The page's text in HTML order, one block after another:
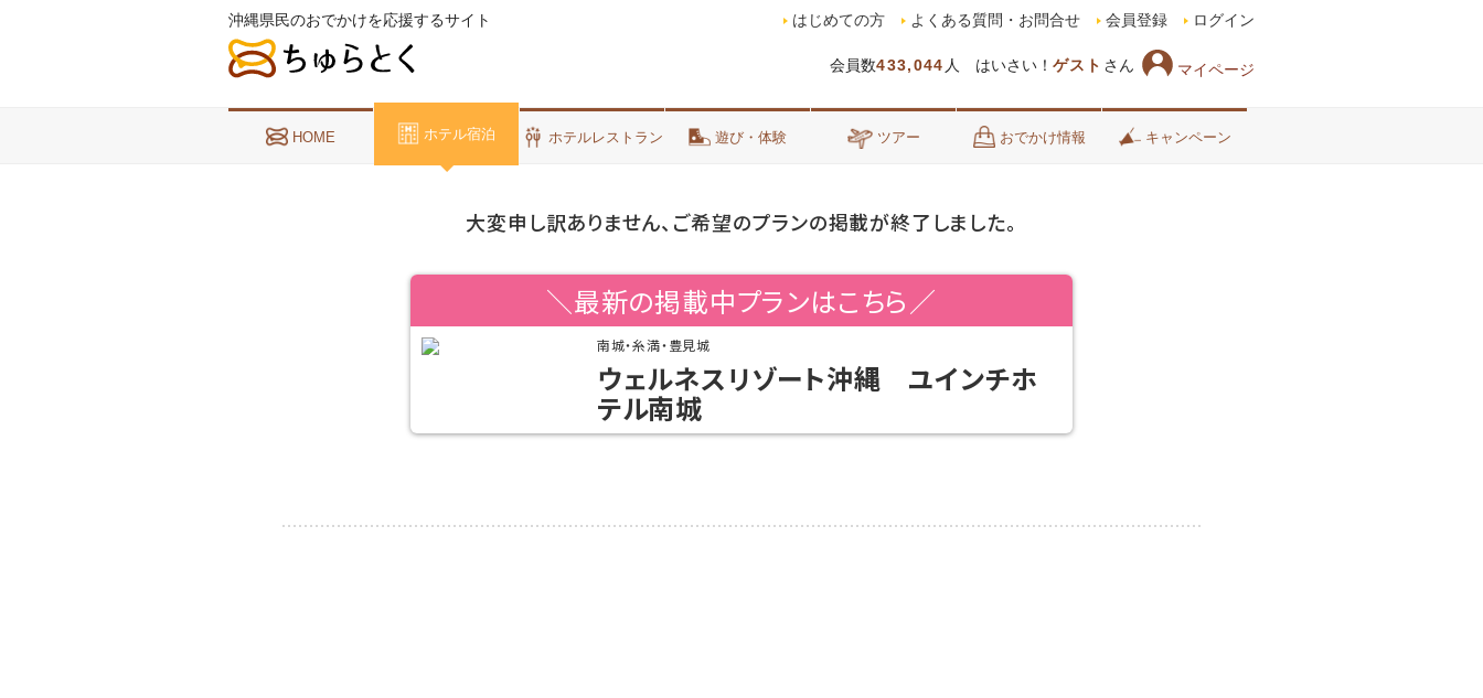
沖縄県民のおでかけを応援するサイト
会員数433,044 人 はいさい！ ゲスト さん マイページ
はじめての方 よくある質問・お問合せ 会員登録 ログイン
HOME ホテル宿泊 ホテルレストラン 遊び・体験 ツアー おでかけ情報 キャンペーン
大変申し訳ありません、ご希望のプランの掲載が終了しました。
＼最新の掲載中プランはこちら／
南城・糸満・豊見城
ウェルネスリゾート沖縄 ユインチホ
テル南城